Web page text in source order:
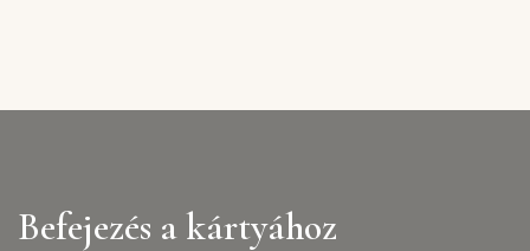
Befejezés a kártyához